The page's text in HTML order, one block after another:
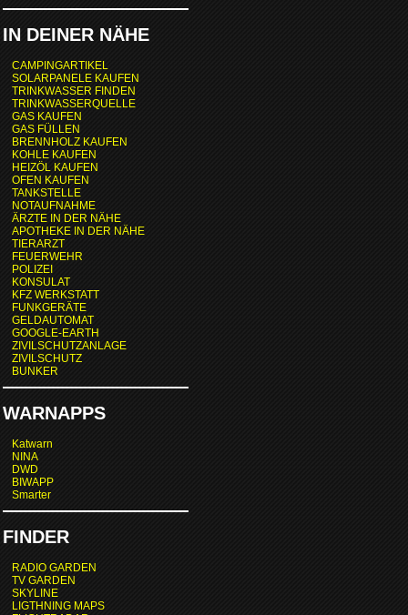
IN DEINER NÄHE
CAMPINGARTIKEL
SOLARPANELE KAUFEN
TRINKWASSER FINDEN
TRINKWASSERQUELLE
GAS KAUFEN
GAS FÜLLEN
BRENNHOLZ KAUFEN
KOHLE KAUFEN
HEIZÖL KAUFEN
OFEN KAUFEN
TANKSTELLE
NOTAUFNAHME
ÄRZTE IN DER NÄHE
APOTHEKE IN DER NÄHE
TIERARZT
FEUERWEHR
POLIZEI
KONSULAT
KFZ WERKSTATT
FUNKGERÄTE
GELDAUTOMAT
GOOGLE-EARTH
ZIVILSCHUTZANLAGE
ZIVILSCHUTZ
BUNKER
WARNAPPS
Katwarn
NINA
DWD
BIWAPP
Smarter
FINDER
RADIO GARDEN
TV GARDEN
SKYLINE
LIGTHNING MAPS